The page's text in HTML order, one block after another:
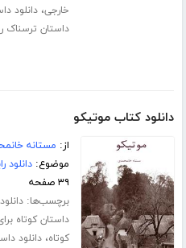
خارجی،دانلود
داستان ترسناک
دانلود کتاب موتیکو
از: مستانه
موضوع:دانلود
۳۹ صفحه
برچسب‌ها:
داستان کوتاه
کوتاه،دانلود